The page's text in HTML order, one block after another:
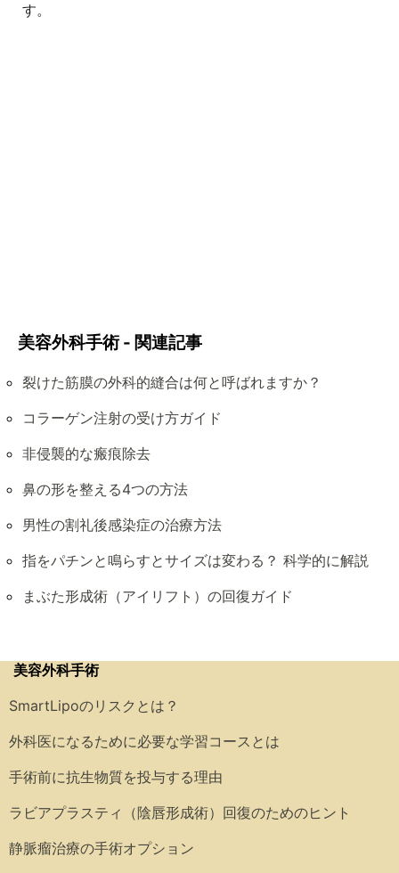
す。
美容外科手術 - 関連記事
裂けた筋膜の外科的縫合は何と呼ばれますか？
コラーゲン注射の受け方ガイド
非侵襲的な瘢痕除去
鼻の形を整える4つの方法
男性の割礼後感染症の治療方法
指をパチンと鳴らすとサイズは変わる？ 科学的に解説
まぶた形成術（アイリフト）の回復ガイド
美容外科手術
SmartLipoのリスクとは？
外科医になるために必要な学習コースとは
手術前に抗生物質を投与する理由
ラビアプラスティ（陰唇形成術）回復のためのヒント
静脈瘤治療の手術オプション